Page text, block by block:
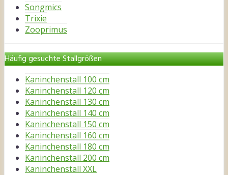
Songmics
Trixie
Zooprimus
Häufig gesuchte Stallgrößen
Kaninchenstall 100 cm
Kaninchenstall 120 cm
Kaninchenstall 130 cm
Kaninchenstall 140 cm
Kaninchenstall 150 cm
Kaninchenstall 160 cm
Kaninchenstall 180 cm
Kaninchenstall 200 cm
Kaninchenstall XXL